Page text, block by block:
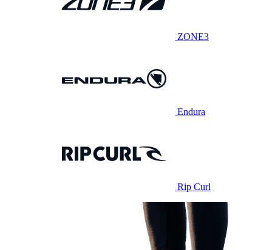
ZONE3
Endura
Rip Curl